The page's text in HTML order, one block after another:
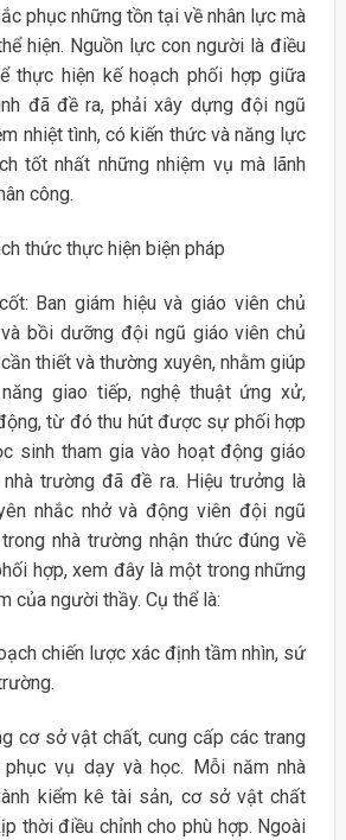
phục những tồn tại về nhân lực mà
hiện. Nguồn lực con người là điều
thực hiện kế hoạch phối hợp giữa
đã đề ra, phải xây dựng đội ngũ
nhiệt tình, có kiến thức và năng lực
tốt nhất những nhiệm vụ mà lãnh
công.
thức thực hiện biện pháp
Ban giám hiệu và giáo viên chủ
bồi dưỡng đội ngũ giáo viên chủ
thiết và thường xuyên, nhằm giúp
giao tiếp, nghệ thuật ứng xử,
từ đó thu hút được sự phối hợp
sinh tham gia vào hoạt động giáo
trường đã đề ra. Hiệu trưởng là
nhắc nhở và động viên đội ngũ
nhà trường nhận thức đúng về
hợp, xem đây là một trong những
của người thầy. Cụ thể là:
chiến lược xác định tầm nhìn, sứ
cơ sở vật chất, cung cấp các trang
vụ dạy và học. Mỗi năm nhà
kiểm kê tài sản, cơ sở vật chất
thời điều chỉnh cho phù hợp. Ngoài